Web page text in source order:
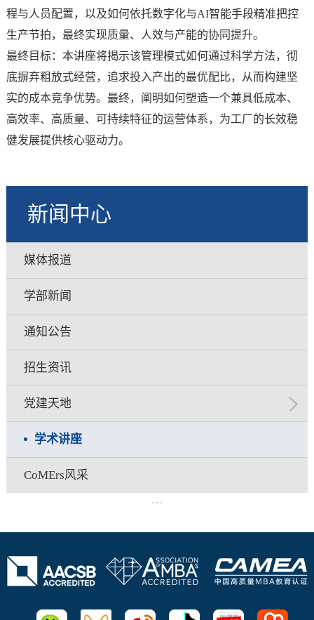
程与人员配置，以及如何依托数字化与AI智能手段精准把控
生产节拍，最终实现质量、人效与产能的协同提升。
最终目标：本讲座将揭示该管理模式如何通过科学方法，彻
底摒弃粗放式经营，追求投入产出的最优配比，从而构建坚
实的成本竞争优势。最终，阐明如何塑造一个兼具低成本、
高效率、高质量、可持续特征的运营体系，为工厂的长效稳
健发展提供核心驱动力。
新闻中心
媒体报道
学部新闻
通知公告
招生资讯
党建天地
学术讲座
CoMErs风采